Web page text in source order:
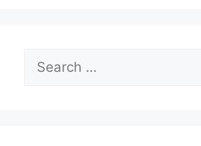
Search
for: